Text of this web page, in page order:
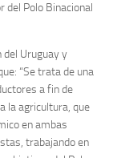
del Polo Binacional
del Uruguay y
“Se trata de una
a fin de
la agricultura, que
en ambas
trabajando en